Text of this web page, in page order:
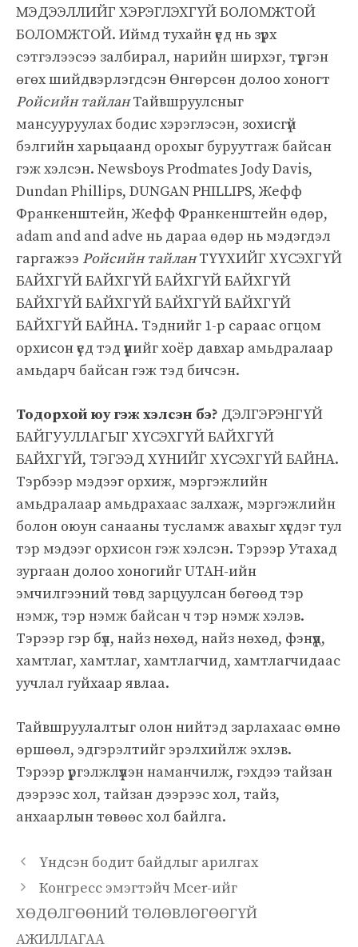
МЭДЭЭЛЛИЙГ ХЭРЭГЛЭХГҮЙ БОЛОМЖТОЙ
БОЛОМЖТОЙ. Иймд тухайн үед нь зүрх
сэтгэлээсээ залбирал, нарийн ширхэг, түргэн
өгөх шийдвэрлэгдсэн Өнгөрсөн долоо хоногт
Ройсийн тайланТайвшруулсныг
мансууруулах бодис хэрэглэсэн, зохисгүй
бэлгийн харьцаанд орохыг буруутгаж байсан
гэж хэлсэн. Newsboys Prodmates Jody Davis,
Dundan Phillips, DUNGAN PHILLIPS, Жефф
Франкенштейн, Жефф Франкенштейн өдөр,
adam and and adve нь дараа өдөр нь мэдэгдэл
гаргажээ Ройсийн тайланТҮҮХИЙГ ХҮСЭХГҮЙ
БАЙХГҮЙ БАЙХГҮЙ БАЙХГҮЙ БАЙХГҮЙ
БАЙХГҮЙ БАЙХГҮЙ БАЙХГҮЙ БАЙХГҮЙ
БАЙХГҮЙ БАЙНА. Тэднийг 1-р сараас огцом
орхисон үед тэд үүнийг хоёр давхар амьдралаар
амьдарч байсан гэж тэд бичсэн.
Тодорхой юу гэж хэлсэн бэ? ДЭЛГЭРЭНГҮЙ
БАЙГУУЛЛАГЫГ ХҮСЭХГҮЙ БАЙХГҮЙ
БАЙХГҮЙ, ТЭГЭЭД ХҮНИЙГ ХҮСЭХГҮЙ БАЙНА.
Тэрбээр мэдээг орхиж, мэргэжлийн
амьдралаар амьдрахаас залхаж, мэргэжлийн
болон оюун санааны тусламж авахыг хүсдэг тул
тэр мэдээг орхисон гэж хэлсэн. Тэрээр Утахад
зургаан долоо хоногийг UTAH-ийн
эмчилгээний төвд зарцуулсан бөгөөд тэр
нэмж, тэр нэмж байсан ч тэр нэмж хэлэв.
Тэрээр гэр бүл, найз нөхөд, найз нөхөд, фэнүүд,
хамтлаг, хамтлаг, хамтлагчид, хамтлагчидаас
уучлал гуйхаар явлаа.
Тайвшруулалтыг олон нийтэд зарлахаас өмнө
өршөөл, эдгэрэлтийг эрэлхийлж эхлэв.
Тэрээр үргэлжлүүлэн наманчилж, гэхдээ тайзан
дээрээс хол, тайзан дээрээс хол, тайз,
анхаарлын төвөөс хол байлга.
Үндсэн бодит байдлыг арилгах
Конгресс эмэгтэйч Mcer-ийг
ХӨДӨЛГӨӨНИЙ ТӨЛӨВЛӨГӨӨГҮЙ
АЖИЛЛАГАА